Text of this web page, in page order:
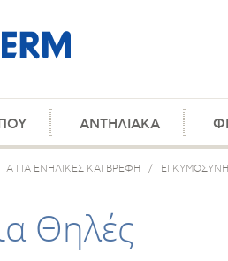
ΑΝΤΗΛΙΑΚΑ
ΓΙΑ ΕΝΗΛΙΚΕΣ ΚΑΙ ΒΡΕΦΗ / ΕΓΚΥΜΟΣΥΝΗ
Θηλές